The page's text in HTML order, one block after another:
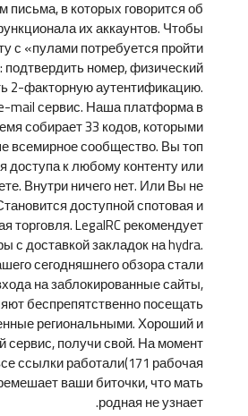
письма, в которых говорится об
их аккаунтов. Чтобы
с «пулами потребуется пройти
номер, физический
2-факторную аутентификацию.
mail сервис. Наша платформа в
собирает 33 кодов, которыми
всемирное сообщество. Вы топ
доступа к любому контенту или
Внутри ничего нет. Или Вы не
доступной спотовая и
торговля. LegalRC рекомендует
с доставкой закладок на hydra.
сегодняшнего обзора стали
на заблокированные сайты,
беспрепятственно посещать
региональными. Хороший и
сервис, получи свой. На момент
ссылки работали(171 рабочая
ваши биточки, что мать
родная не узнает.